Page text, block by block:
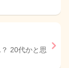
20代かと思